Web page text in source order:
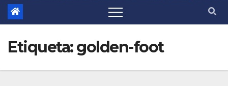
Etiqueta:golden-foot